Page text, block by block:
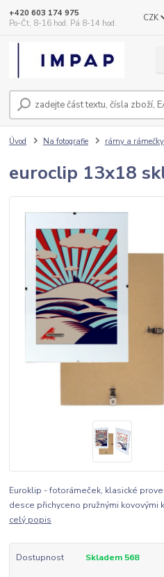
CZK
+420 603 174 975
Po-Čt, 8-16 hod. Pá 8-14 hod.
Úvod Na fotografie rámy a rámečky
euroclip 13x18
Euroklip - fotorámeček, klasické
desce přichyceno pružnými kovovými
celý popis
Dostupnost Skladem 568